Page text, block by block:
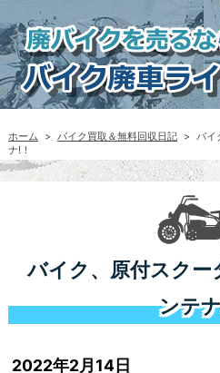
ホーム > バイク買取＆無料回収日記 > バイ
ナ!！
バイク、原付スクー
ンテ
2022年2月14日